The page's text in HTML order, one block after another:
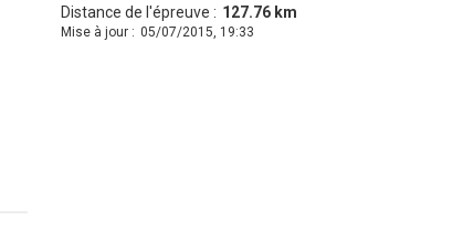
Distance de l'épreuve : 127.76 km
Mise à jour : 05/07/2015, 19:33